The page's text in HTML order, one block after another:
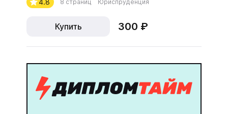
4.8 8 страниц Юриспруденция
Купить 300 ₽